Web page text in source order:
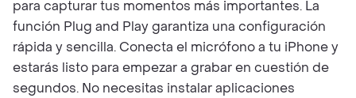
para capturar tus momentos más importantes. La
función Plug and Play garantiza una configuración
rápida y sencilla. Conecta el micrófono a tu iPhone y
estarás listo para empezar a grabar en cuestión de
segundos. No necesitas instalar aplicaciones